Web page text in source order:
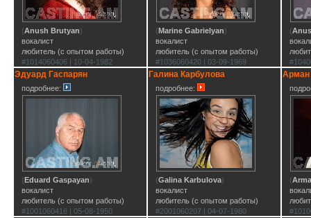
(Anush Brutyan)
вокалист
любитель (с опытом работы)
#1014060406 | 10-04-1982
(Marine Gabrielyan)
вокалист
любитель (с опытом работы)
#1036060420 | 03-09-1969
(
Эдуард Гаспарян
подробнее:
(Eduard Gaspayan)
вокалист
любитель (с опытом работы)
#1001060416 | 05-08-1950
Галина Карбулова
подробнее:
(Galina Karbulova)
вокалист
любитель (с опытом работы)
#2001060207 | 04-07-1980
Арман
(